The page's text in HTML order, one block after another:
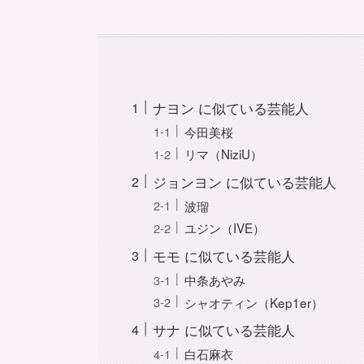
ナヨン に似ている芸能人
今田美桜
リマ（NiziU）
ジョンヨン に似ている芸能人
波瑠
ユジン（IVE）
モモ に似ている芸能人
中条あやみ
シャオティン（Kep1er）
サナ に似ている芸能人
白石麻衣